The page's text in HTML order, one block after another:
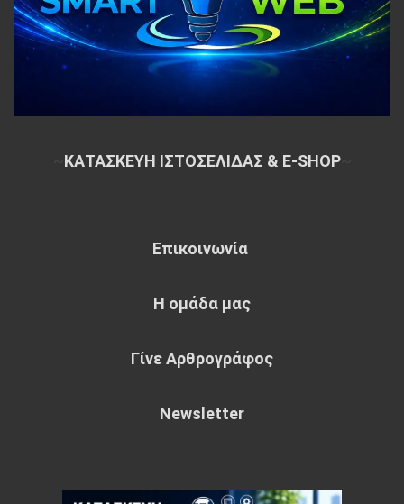
ΚΑΤΑΣΚΕΥΗ ΙΣΤΟΣΕΛΙΔΑΣ & E-SHOP~
Επικοινωνία
Η ομάδα μας
Γίνε Αρθρογράφος
Newsletter